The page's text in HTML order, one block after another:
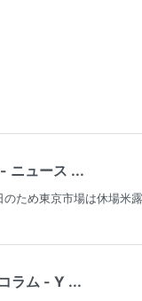
ニュース ...
ため東京市場は休場米
ラム - Y ...